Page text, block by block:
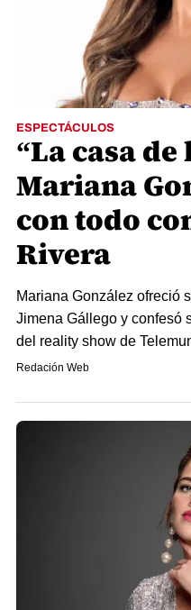
ESPECTÁCULOS
“La casa
Mariana
con todo
Rivera
Mariana González ofreció
Jimena Gállego y confesó
del reality show de
Redación Web